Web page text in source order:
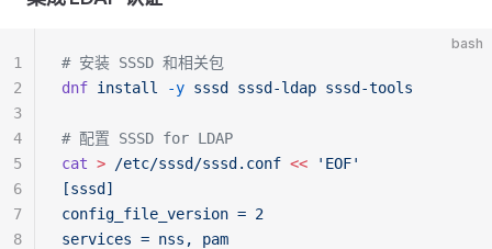
bash
# 安装 SSSD 和相关包
dnf install -y sssd sssd-ldap sssd-tools
# 配置 SSSD for LDAP
cat > /etc/sssd/sssd.conf << 'EOF'
[sssd]
config_file_version = 2
services = nss, pam
1
2
3
4
5
6
7
8